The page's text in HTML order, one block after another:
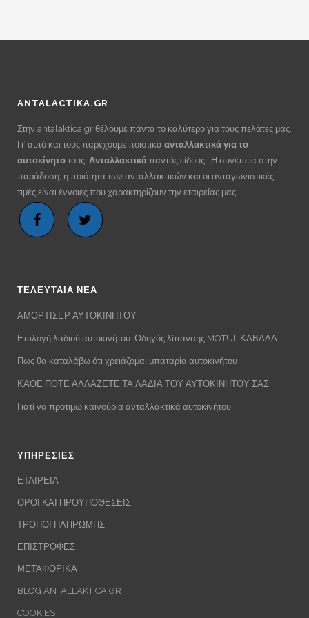
ANTALACTIKA.GR
Στην antalaktica.gr θέλουμε πάντα το καλύτερο για τους πελάτες μας.
Γι’ αυτό και τους παρέχουμε ποιοτικά ανταλλακτικά για το
αυτοκίνητο τους. Ανταλλακτικά παντός είδους . Η συνέπεια στην
παράδοση, η ποιότητα των ανταλλακτικών και οι ανταγωνιστικές
τιμές είναι έννοιες που χαρακτηρίζουν την εταιρείας μας
ΤΕΛΕΥΤΑΙΑ ΝΕΑ
ΑΜΟΡΤΙΣΕΡ ΑΥΤΟΚΙΝΗΤΟΥ
Επιλογή λαδιού αυτοκινήτου. Οδηγός λίπανσης MOTUL ΚΑΒΑΛΑ
Πως θα καταλάβω ότι χρειάζομαι μπαταρία αυτοκινήτου
ΚΑΘΕ ΠΟΤΕ ΑΛΛΑΖΕΤΕ ΤΑ ΛΑΔΙΑ ΤΟΥ ΑΥΤΟΚΙΝΗΤΟΥ ΣΑΣ
Γιατί να προτιμώ καινούρια ανταλλακτικά αυτοκινήτου
ΥΠΗΡΕΣΙΕΣ
ΕΤΑΙΡΕΙΑ
ΟΡΟΙ ΚΑΙ ΠΡΟΥΠΟΘΕΣΕΙΣ
ΤΡΟΠΟΙ ΠΛΗΡΩΜΗΣ
ΕΠΙΣΤΡΟΦΕΣ
ΜΕΤΑΦΟΡΙΚΑ
BLOG ANTALLAKTICA.GR
COOKIES